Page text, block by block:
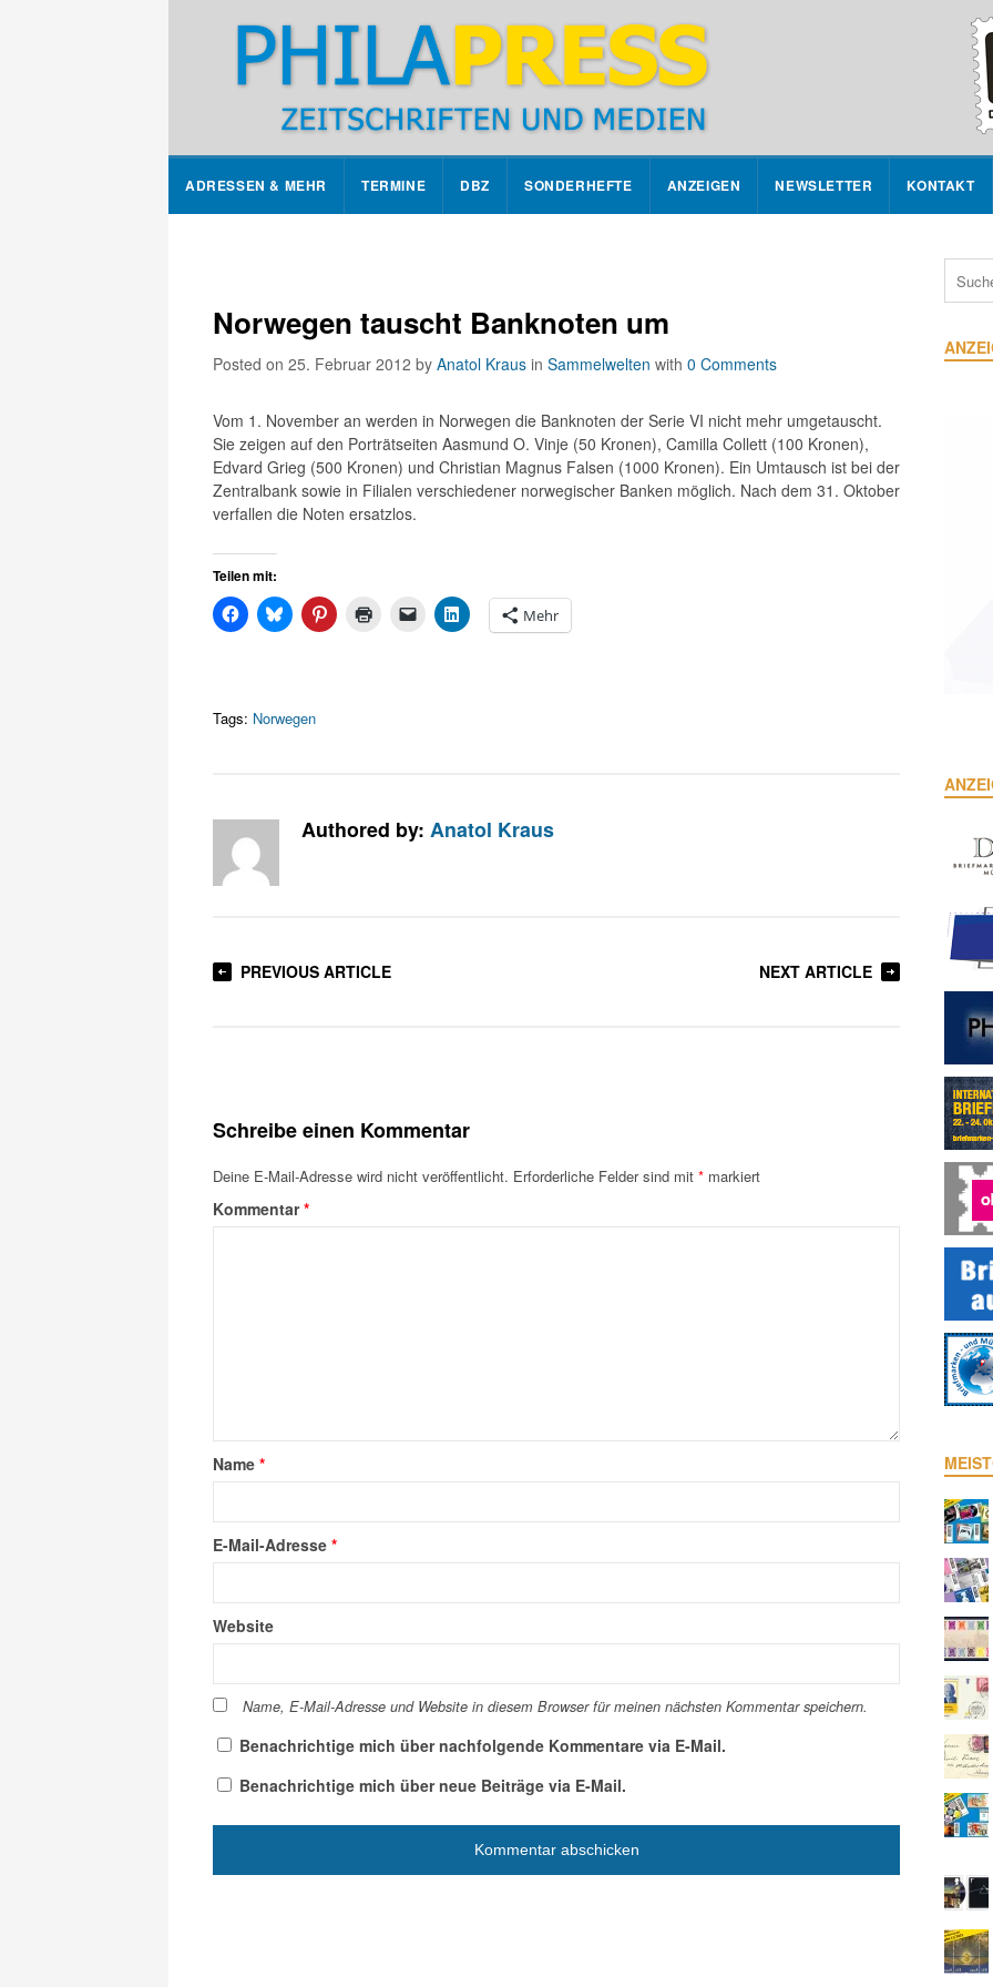
ADRESSEN & MEHR TERMINE DBZ SONDERHEFTE ANZEIGEN NEWSLETTER KONTAKT
Norwegen tauscht Banknoten um
Posted on 25. Februar 2012 by Anatol Kraus in Sammelwelten with 0 Comments
Vom 1. November an werden in Norwegen die Banknoten der Serie VI nicht mehr umgetauscht.
Sie zeigen auf den Porträtseiten Aasmund O. Vinje (50 Kronen), Camilla Collett (100 Kronen),
Edvard Grieg (500 Kronen) und Christian Magnus Falsen (1000 Kronen). Ein Umtausch ist bei der
Zentralbank sowie in Filialen verschiedener norwegischer Banken möglich. Nach dem 31. Oktober
verfallen die Noten ersatzlos.
Teilen mit:
Mehr
Tags: Norwegen
Authored by: Anatol Kraus
PREVIOUS ARTICLE NEXT ARTICLE
Schreibe einen Kommentar
Deine E-Mail-Adresse wird nicht veröffentlicht. Erforderliche Felder sind mit * markiert
Kommentar*
Name *
E-Mail-Adresse *
Website
Name, E-Mail-Adresse und Website in diesem Browser für meinen nächsten Kommentar speichern.
Benachrichtige mich über nachfolgende Kommentare via E-Mail.
Benachrichtige mich über neue Beiträge via E-Mail.